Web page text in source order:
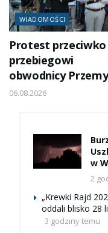
WIADOMOŚCI
Protest przeciwko
przebiegowi
obwodnicy
06.08.2026
w
2
„Krewki Rajd
oddali blisko 28
3 godziny temu